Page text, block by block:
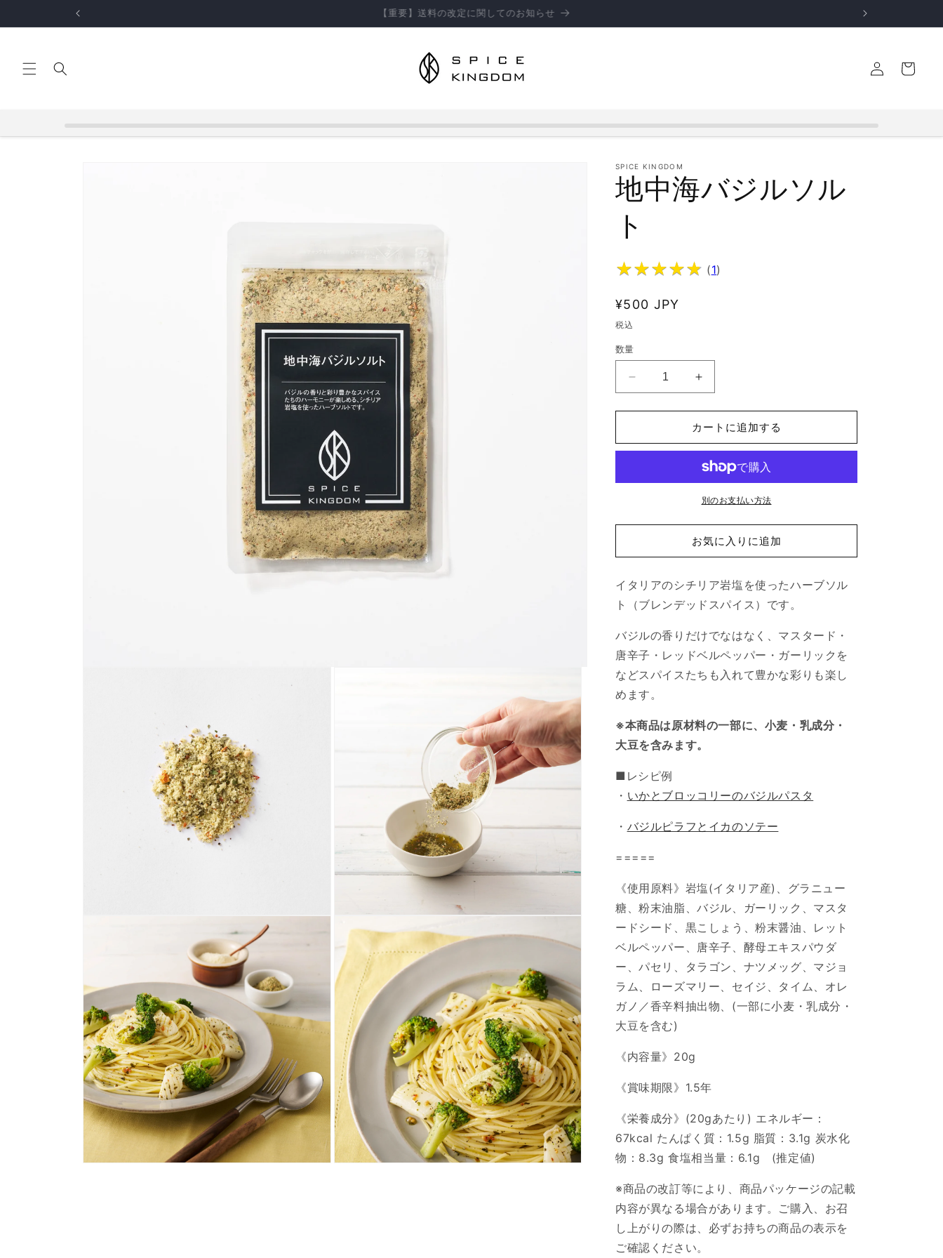
進む
【お知らせ】お盆期間中の商品のお届けとお問い合わせ対応につきまして
グ
イ
ー
メ
デ
ィ
ア
(2)
を
開
く
ダ
で
メ
く
SPICE KINGDOM
地中海バジルソル
ト
★★★★★
★★★★★ (1)
通
常
価
格
¥500 JPY
税込
数量
ジ
ソ
を
減
す
地
バ
ジ
ル
ソ
ル
の
を
増
す
カートに追加する
別のお支払い方法
お気に入りに追加
イタリアのシチリア岩塩を使ったハーブソル
ト（ブレンデッドスパイス）です。
バジルの香りだけでなはなく、マスタード・
唐辛子・レッドベルペッパー・ガーリックを
などスパイスたちも入れて豊かな彩りも楽し
めます。
※本商品は原材料の一部に、小麦・乳成分・
大豆を含みます。
■レシピ例
・ いかとブロッコリーのバジルパスタ
・ バジルピラフとイカのソテー
=====
《使用原料》岩塩(イタリア産)、グラニュー
糖、粉末油脂、バジル、ガーリック、マスタ
ードシード、黒こしょう、粉末醤油、レット
ベルペッパー、唐辛子、酵母エキスパウダ
ー、パセリ、タラゴン、ナツメッグ、マジョ
ラム、ローズマリー、セイジ、タイム、オレ
ガノ／香辛料抽出物、(一部に小麦・乳成分・
大豆を含む)
《内容量》20g
《賞味期限》1.5年
《栄養成分》(20gあたり) エネルギー：
67kcal たんぱく質：1.5g 脂質：3.1g 炭水化
物：8.3g 食塩相当量：6.1g (推定値)
※商品の改訂等により、商品パッケージの記載
内容が異なる場合があります。ご購入、お召
し上がりの際は、必ずお持ちの商品の表示を
ご確認ください。